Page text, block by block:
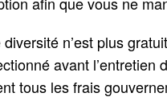
n’est plus
avant
tous les frais